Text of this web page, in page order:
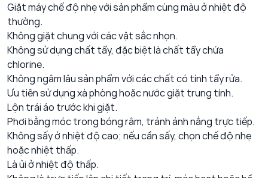
Giặt máy chế độ nhẹ với sản phẩm cùng màu ở nhiệt độ
thường.
Không giặt chung với các vật sắc nhọn.
Không sử dụng chất tẩy, đặc biệt là chất tẩy chứa
chlorine.
Không ngâm lâu sản phẩm với các chất có tính tẩy rửa.
Ưu tiên sử dụng xà phòng hoặc nước giặt trung tính.
Lộn trái áo trước khi giặt.
Phơi bằng móc trong bóng râm, tránh ánh nắng trực tiếp.
Không sấy ở nhiệt độ cao; nếu cần sấy, chọn chế độ nhẹ
hoặc nhiệt thấp.
Là ủi ở nhiệt độ thấp.